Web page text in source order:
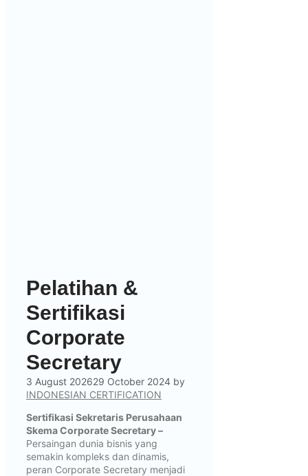
Pelatihan &
Sertifikasi
Corporate
Secretary
3 August 202629 October 2024 by
INDONESIAN CERTIFICATION
Sertifikasi Sekretaris Perusahaan
Skema Corporate Secretary –
Persaingan dunia bisnis yang
semakin kompleks dan dinamis,
peran Corporate Secretary menjadi